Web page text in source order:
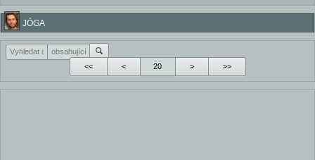
JÓGA
<< < > >>